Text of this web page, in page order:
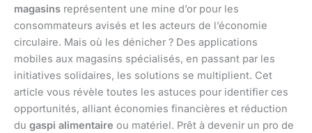
magasins représentent une mine d’or pour les
consommateurs avisés et les acteurs de l’économie
circulaire. Mais où les dénicher ? Des applications
mobiles aux magasins spécialisés, en passant par les
initiatives solidaires, les solutions se multiplient. Cet
article vous révèle toutes les astuces pour identifier ces
opportunités, alliant économies financières et réduction
du gaspi alimentaire ou matériel. Prêt à devenir un pro de